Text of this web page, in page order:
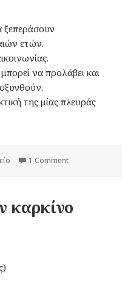
ξεπεράσουν
ετών.
να προλάβει και
της μίας πλευράς
1 Comment
καρκίνο